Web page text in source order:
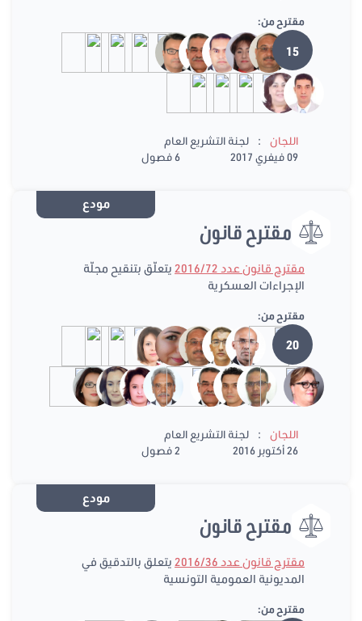
مقترح من:
15
اللجان :
لجنة التشريع العام
09 فيفري 2017
6 فصول
مودع
مقترح قانون
مقترح قانون عدد 2016/72
يتعلّق بتنقيح مجلّة
الإجراءات العسكرية
مقترح من:
20
اللجان :
لجنة التشريع العام
26 أكتوبر 2016
2 فصول
مودع
مقترح قانون
مقترح قانون عدد 2016/36
يتعلق بالتدقيق في
المديونية العمومية التونسية
مقترح من: